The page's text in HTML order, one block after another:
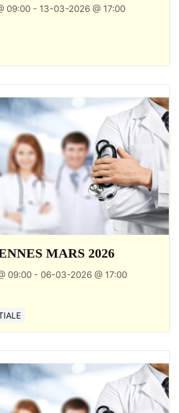
09:00 - 13-03-2026 @ 17:00
MARS 2026
09:00 - 06-03-2026 @ 17:00